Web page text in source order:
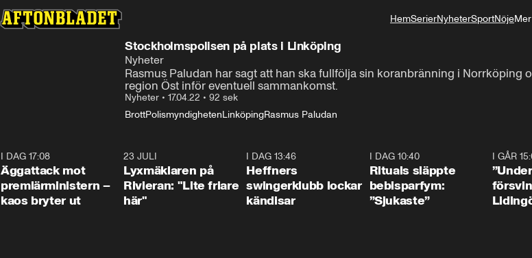
HemSerierNyheterSportNöjeMer
Stockholmspolisen på plats i Linköping
Nyheter
Rasmus Paludan har sagt att han ska fullfölja sin koranbränning i
region Öst inför eventuell sammankomst.
Nyheter • 17.04.22 • 92 sek
BrottPolismyndighetenLinköpingRasmus Paludan
0:37
I DAG 17:08
Äggattack mot
premiärministern –
kaos bryter ut
23 JULI
Lyxmäklaren på
Rivieran: "Lite friare
här"
I DAG 13:46
Heffners
swingerklubb lockar
kändisar
I DAG 10:40
Rituals släppte
bebisparfym:
”Sjukaste”
I GÅR